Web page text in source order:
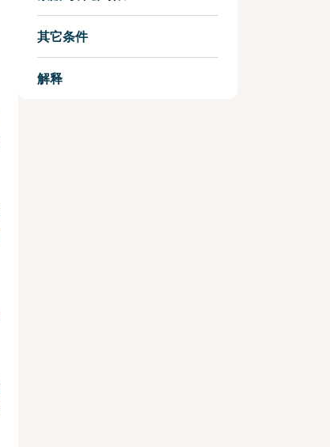
其它条件
解释